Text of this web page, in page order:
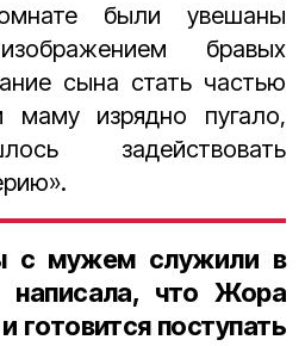
были увешаны
бравых
сына стать частью
маму изрядно пугало,
задействовать
с мужем служили в
написала, что Жора
готовится поступать